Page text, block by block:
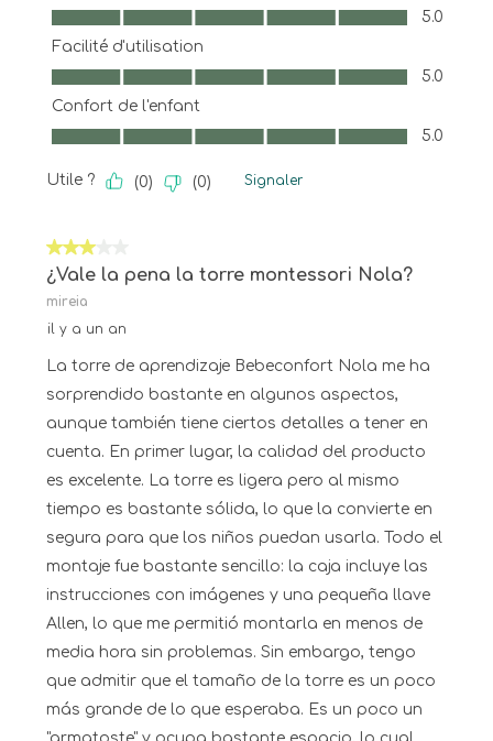
Qualité du produit, 5.0 sur 5
5.0
Facilité d'utilisation
Facilité d'utilisation, 5.0 sur 5
5.0
Confort de l'enfant
Confort de l'enfant, 5.0 sur 5
5.0
Utile ? (0) (0) Signaler
3 sur 5 étoiles.
¿Vale la pena la torre montessori Nola?
mireia
il y a un an
La torre de aprendizaje Bebeconfort Nola me ha
sorprendido bastante en algunos aspectos,
aunque también tiene ciertos detalles a tener en
cuenta. En primer lugar, la calidad del producto
es excelente. La torre es ligera pero al mismo
tiempo es bastante sólida, lo que la convierte en
segura para que los niños puedan usarla. Todo el
montaje fue bastante sencillo: la caja incluye las
instrucciones con imágenes y una pequeña llave
Allen, lo que me permitió montarla en menos de
media hora sin problemas. Sin embargo, tengo
que admitir que el tamaño de la torre es un poco
más grande de lo que esperaba. Es un poco un